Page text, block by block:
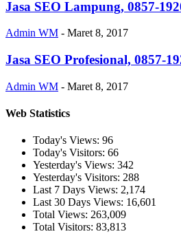
Jasa SEO Lampung, 0857-
Admin WM - Maret 8, 2017
Jasa SEO Profesional, 0857-
Admin WM - Maret 8, 2017
Web Statistics
Today's Views: 96
Today's Visitors: 66
Yesterday's Views: 342
Yesterday's Visitors: 288
Last 7 Days Views: 2,174
Last 30 Days Views: 16,601
Total Views: 263,009
Total Visitors: 83,813